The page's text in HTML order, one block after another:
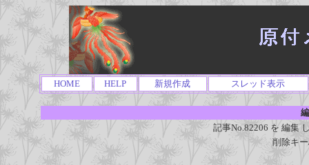
HOME HELP 新規作成 スレッド表示
記事No.82206 を 編集
削除キ